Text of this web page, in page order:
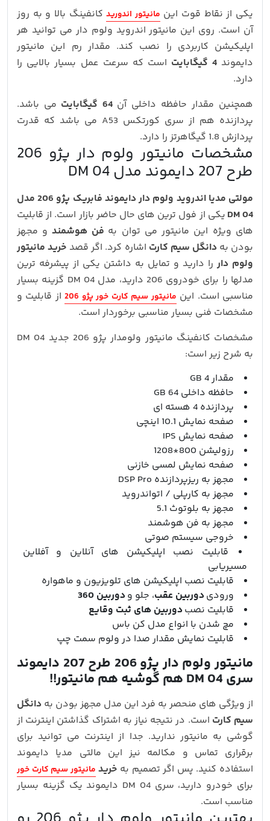
یکی از نقاط قوت این مانیتور اندوریدکانفینگ بالا و به روز
آن است. روی این مانیتور اندروید ولوم دار می توانید هر
اپلیکیشن کاربردی را نصب کند. مقدار رم این مانیتور
دایموند4 گیگابایت
است که سرعت عمل بسیار بالایی را
دارد.
همچنین مقدار حافظه داخلی آن 64 گیگابایت
می باشد.
پردازنده هم از سری کورتکس A53 می باشد که قدرت
پردازش 1.8 گیگاهرتز را دارد.
مشخصات مانیتور ولوم دار پژو 206
طرح 207 دایموند مدل DM 04
مولتی مدیا اندروید ولوم دار دایموند فابریک پژو 206 مدل
DM 04 یکی از فول ترین های حال حاضر بازار است. از قابلیت
های ویژه این مانیتور می توان به فن هوشمند و مجهز
بودن به دانگل سیم کارت اشاره کرد. اگر قصد خرید مانیتور
ولوم دار را دارید و تمایل به داشتن یکی از پیشرفه ترین
مدلها را برای خودروی 206 دارید، مدل DM 04 گزینه بسیار
مناسبی است. این مانیتور سیم کارت خور پژو 206
از قابلیت‌ و
مشخصات فنی بسیار مناسبی برخوردار است.
مشخصات کانفینگ مانیتور ولومدار پژو 206 جدید DM 04
به شرح زیر است:
مقدار 4 GB
حافظه داخلی 64 GB
پردازنده 4 هسته ای
صفحه نمایش 10.1 اینچی
صفحه نمایش IPS
رزولیشن 800*1208
صفحه نمایش لمسی خازنی
مجهز به ریزپردازنده DSP Pro
مجهز به کارپلی / اتواندروید
مجهز به بلوتوث 5.1
مجهز به فن هوشمند
خروجی سیستم صوتی
قابلیت نصب اپلیکیشن های آنلاین و آفلاین
مسیریابی
قابلیت نصب اپلیکیشن های تلویزیون و ماهواره
ورودیدوربین عقب، جلو ودوربین 360
قابلیت نصبدوربین های ثبت وقایع
مچ شدن با انواع مدل کن باس
قابلیت نمایش مقدار صدا در ولوم سمت چپ
مانیتور ولوم دار پژو 206 طرح 207 دایموند
سری DM 04 هم گوشیه هم مانیتور!!
از ویژگی های منحصر به فرد این مدل مجهز بودن به دانگل
سیم کارت است. در نتیجه نیاز به اشتراک گذاشتن اینترنت از
گوشی به مانیتور ندارید. جدا از اینترنت می توانید برای
برقراری تماس و مکالمه نیز این مالتی مدیا دایموند
استفاده کنید. پس اگر تصمیم به خرید مانیتور سیم کارت خور
برای خودرو دارید، سری DM 04 دایموند یک گزینه بسیار
مناسب است.